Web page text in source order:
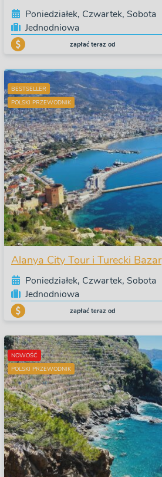
Poniedziałek, Czwartek, Sobota
Jednodniowa
zapłać teraz od
BESTSELLER
POLSKI PRZEWODNIK
Alanya City Tour i Turecki Bazar
Poniedziałek, Czwartek, Sobota
Jednodniowa
zapłać teraz od
NOWOŚĆ
POLSKI PRZEWODNIK